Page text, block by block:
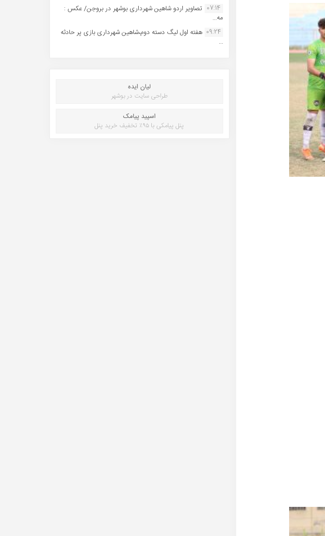
07:14 تصاویر اردو شاهین شهرداری بوشهر در بروجن/ عکس :
مه...
09:24 هفته اول لیگ دسته دوم،شاهین شهرداری بازی پر حادثه
...
لیان ایده
طراحی سایت در بوشهر
اسپید پیامک
پنل پیامکی با ۹۵٪ تخفیف خرید پنل